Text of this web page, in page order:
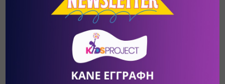
Όποιον ρόλο και αν παίρνεις τελικά στη ζωή σου,
μπορείς να κάνεις μια μικρή άσκηση που θα σε
βοηθήσει να κατανοήσεις, να γνωρίσεις τον εαυτό
σου και ίσως να δεις τις καταστάσεις με έναν
χρησιμότερο τρόπο για σένα.